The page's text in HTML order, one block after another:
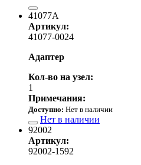
41077A
Артикул:
41077-0024
Адаптер
Кол-во на узел:
1
Примечания:
Доступно: Нет в наличии
Нет в наличии
92002
Артикул:
92002-1592